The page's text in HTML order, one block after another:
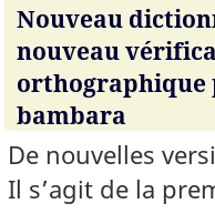
Nouveau
nouveau
orthographique
bambara
De nouvelles
Il s’agit de la